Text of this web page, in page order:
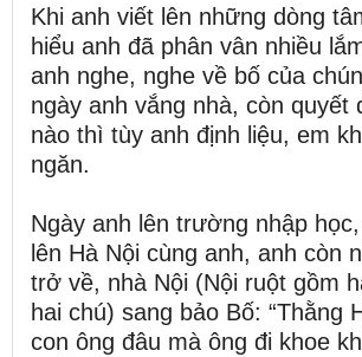
Khi anh viết lên những dòng
hiểu anh đã phân vân nhiều
anh nghe, nghe về bố của
ngày anh vắng nhà, còn quyết
nào thì tùy anh định liệu, em
ngăn.
Ngày anh lên trường nhập
lên Hà Nội cùng anh, anh còn
trở về, nhà Nội (Nội ruột gồm
hai chú) sang bảo Bố: “Thằng
con ông đâu mà ông đi khoe